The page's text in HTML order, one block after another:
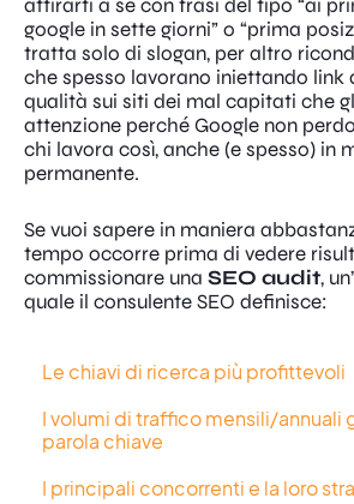
attirarti a sé con frasi del tipo “ai
google in sette giorni” o “prima
tratta solo di slogan, per altro
che spesso lavorano iniettando link
qualità sui siti dei mal capitati che
attenzione perché Google non
chi lavora così, anche (e spesso) in
permanente.
Se vuoi sapere in maniera
tempo occorre prima di vedere
commissionare una SEO audit,
quale il consulente SEO definisce:
Le chiavi di ricerca più profittevoli
I volumi di traffico mensili/annuali
parola chiave
I principali concorrenti e la loro